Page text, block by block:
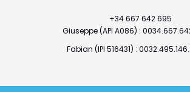
+34 667 642 695
Giuseppe (API A086) :
Fabian (IPI 516431) :